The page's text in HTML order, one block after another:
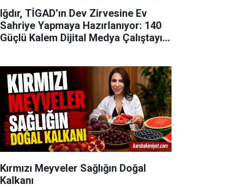
Iğdır, TİGAD’ın Dev Zirvesine Ev
Sahriye Yapmaya Hazırlanıyor: 140
Güçlü Kalem Dijital Medya Çalıştayı
Kırmızı Meyveler Sağlığın Doğal
Kalkanı